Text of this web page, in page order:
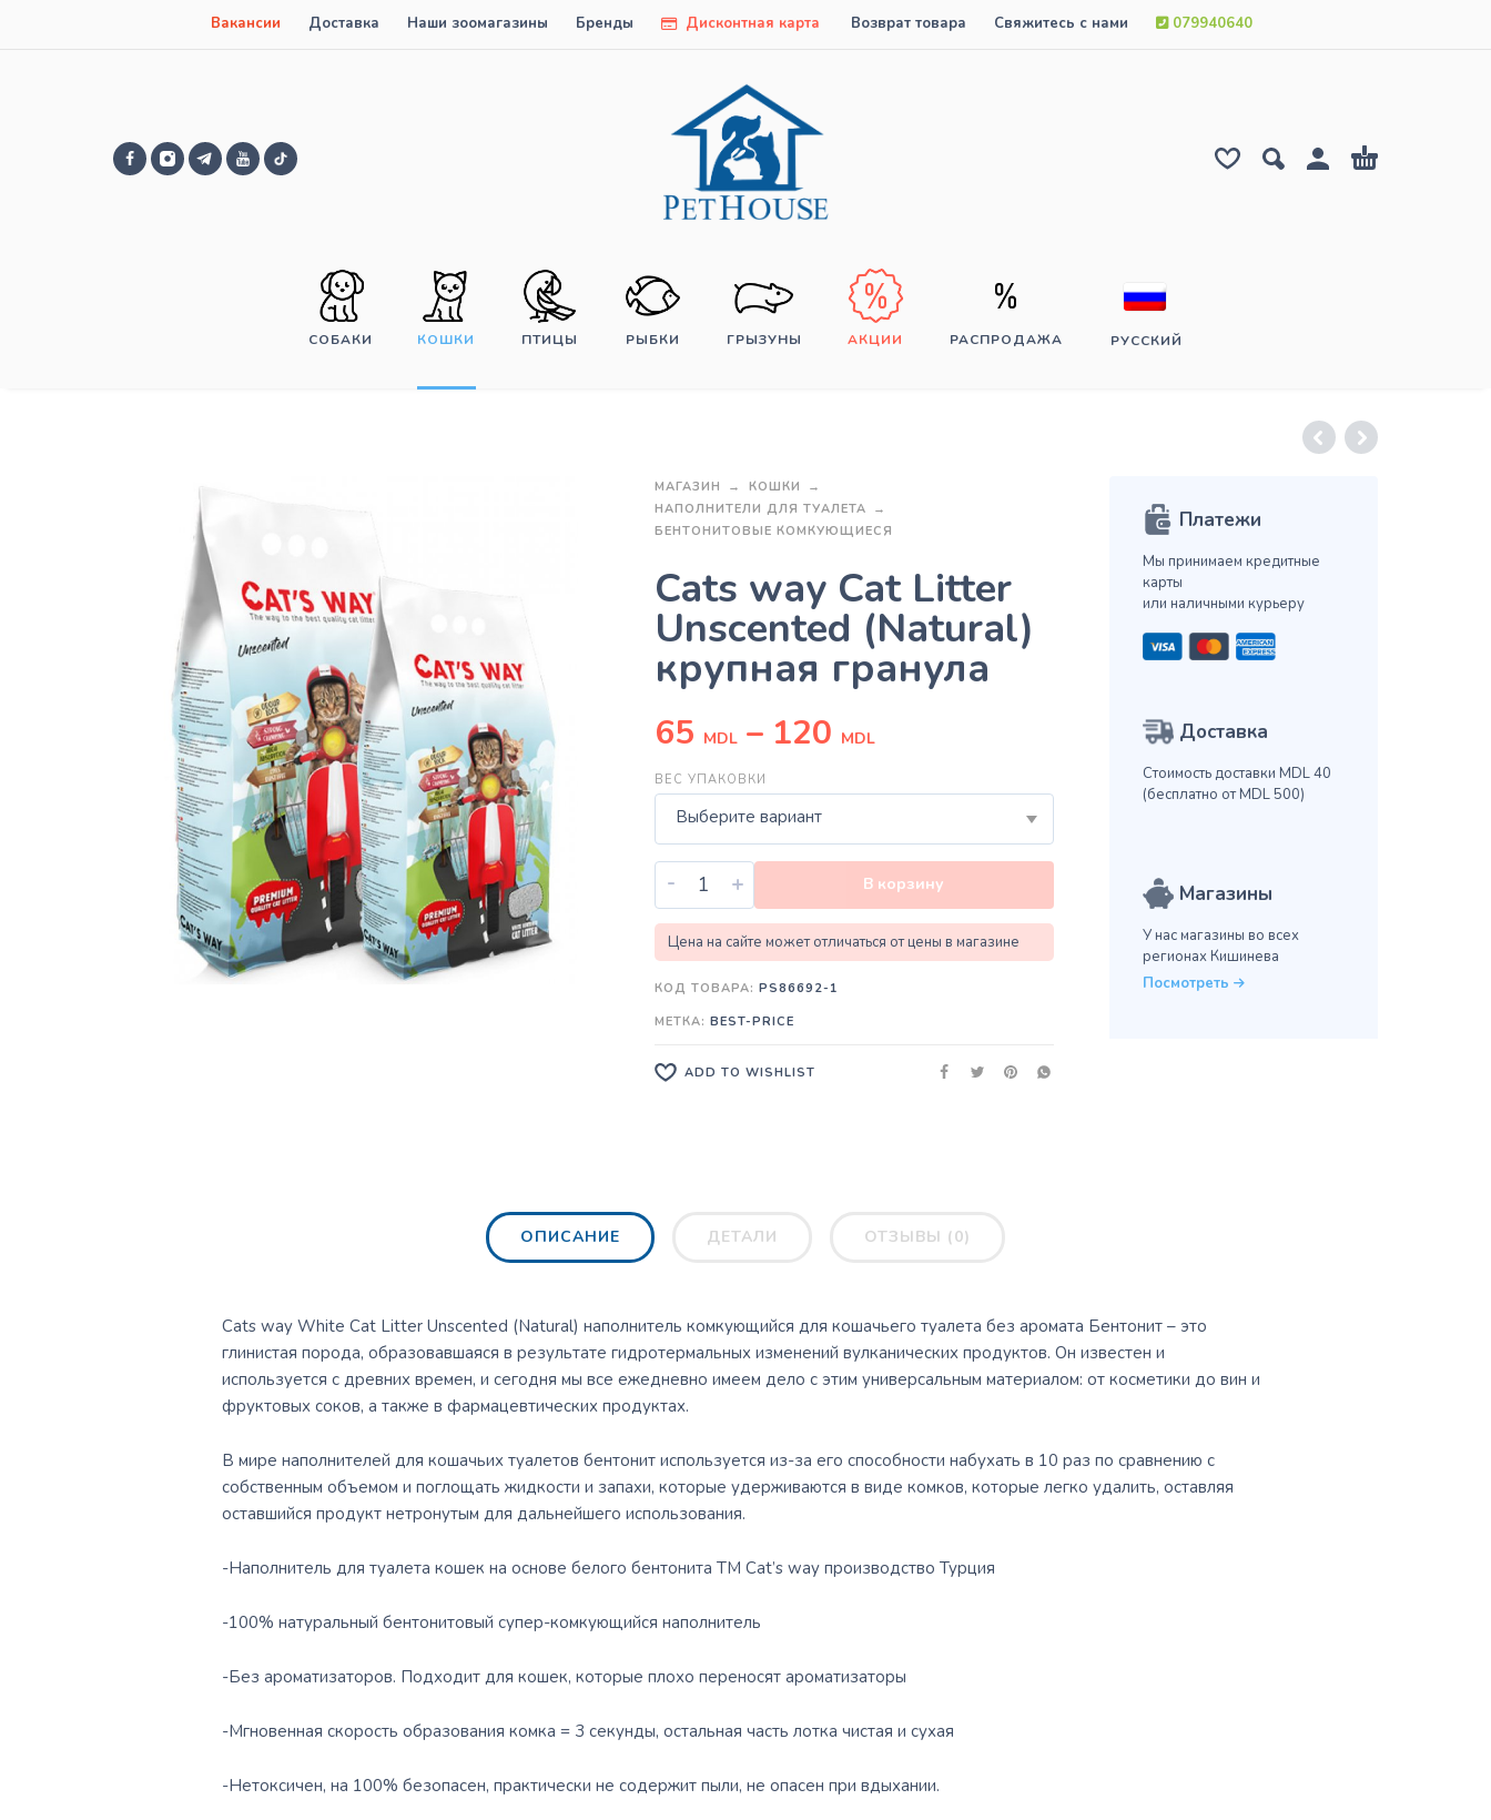
Вакансии Доставка Наши зоомагазины Бренды Дисконтная карта Возврат товара Свяжитесь с нами 079940640
СОБАКИ КОШКИ ПТИЦЫ РЫБКИ ГРЫЗУНЫ АКЦИИ РАСПРОДАЖА РУССКИЙ
МАГАЗИН
КОШКИ
НАПОЛНИТЕЛИ ДЛЯ ТУАЛЕТА
БЕНТОНИТОВЫЕ КОМКУЮЩИЕСЯ
Cats way Cat Litter
Unscented (Natural)
крупная гранула
65 MDL – 120 MDL
ВЕС УПАКОВКИ
Выберите вариант
- + В корзину
Цена на сайте может отличаться от цены в магазине
КОД ТОВАРА: PS86692-1
МЕТКА: BEST-PRICE
ADD TO WISHLIST
Платежи
Мы принимаем кредитные
карты
или наличными курьеру
Доставка
Стоимость доставки MDL 40
(бесплатно от MDL 500)
Магазины
У нас магазины во всех
регионах Кишинева
Посмотреть
ОПИСАНИЕ ДЕТАЛИ ОТЗЫВЫ (0)
Cats way White Cat Litter Unscented (Natural) наполнитель комкующийся для кошачьего туалета без аромата Бентонит – это
глинистая порода, образовавшаяся в результате гидротермальных изменений вулканических продуктов. Он известен и
используется с древних времен, и сегодня мы все ежедневно имеем дело с этим универсальным материалом: от косметики до вин и
фруктовых соков, а также в фармацевтических продуктах.
В мире наполнителей для кошачьих туалетов бентонит используется из-за его способности набухать в 10 раз по сравнению с
собственным объемом и поглощать жидкости и запахи, которые удерживаются в виде комков, которые легко удалить, оставляя
оставшийся продукт нетронутым для дальнейшего использования.
-Наполнитель для туалета кошек на основе белого бентонита ТМ Cat’s way производство Турция
-100% натуральный бентонитовый супер-комкующийся наполнитель
-Без ароматизаторов. Подходит для кошек, которые плохо переносят ароматизаторы
-Мгновенная скорость образования комка = 3 секунды, остальная часть лотка чистая и сухая
-Нетоксичен, на 100% безопасен, практически не содержит пыли, не опасен при вдыхании.